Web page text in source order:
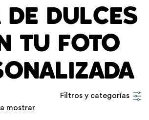
DE DULCES
TU FOTO
Filtros y categorías
mostrar